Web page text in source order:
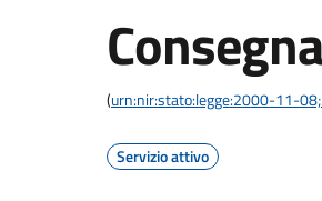
(urn:nir:stato:legge:2000-11-
Servizio attivo